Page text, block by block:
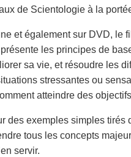
de Scientologie à la
et également sur DVD, le
présente les principes de
sa vie, et résoudre les
stressantes ou
atteindre des
des exemples simples
tous les concepts
servir.